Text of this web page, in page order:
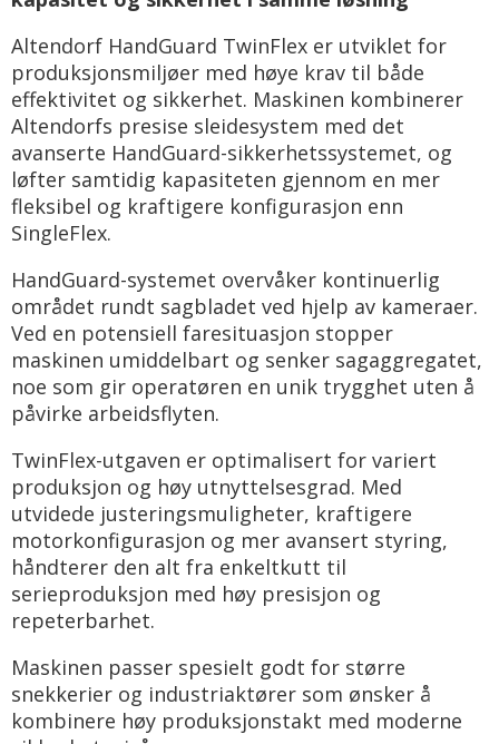
Altendorf HandGuard TwinFlex er utviklet for
produksjonsmiljøer med høye krav til både
effektivitet og sikkerhet. Maskinen kombinerer
Altendorfs presise sleidesystem med det
avanserte HandGuard-sikkerhetssystemet, og
løfter samtidig kapasiteten gjennom en mer
fleksibel og kraftigere konfigurasjon enn
SingleFlex.
HandGuard-systemet overvåker kontinuerlig
området rundt sagbladet ved hjelp av kameraer.
Ved en potensiell faresituasjon stopper
maskinen umiddelbart og senker sagaggregatet,
noe som gir operatøren en unik trygghet uten å
påvirke arbeidsflyten.
TwinFlex-utgaven er optimalisert for variert
produksjon og høy utnyttelsesgrad. Med
utvidede justeringsmuligheter, kraftigere
motorkonfigurasjon og mer avansert styring,
håndterer den alt fra enkeltkutt til
serieproduksjon med høy presisjon og
repeterbarhet.
Maskinen passer spesielt godt for større
snekkerier og industriaktører som ønsker å
kombinere høy produksjonstakt med moderne